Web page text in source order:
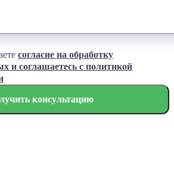
согласие на обработку
и соглашаетесь с политикой